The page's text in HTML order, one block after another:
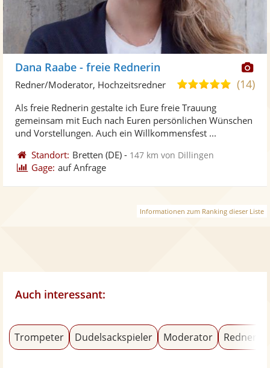
Dana Raabe - freie Rednerin
4,9(14)
Redner/Moderator, Hochzeitsredner
Als freie Rednerin gestalte ich Eure freie Trauung
gemeinsam mit Euch nach Euren persönlichen Wünschen
und Vorstellungen. Auch ein Willkommensfest ...
Standort: Bretten (DE) - 147 km von Dillingen
Gage: auf Anfrage
Informationen zum Ranking dieser Liste
Auch interessant:
Trompeter Dudelsackspieler Moderator Redner/